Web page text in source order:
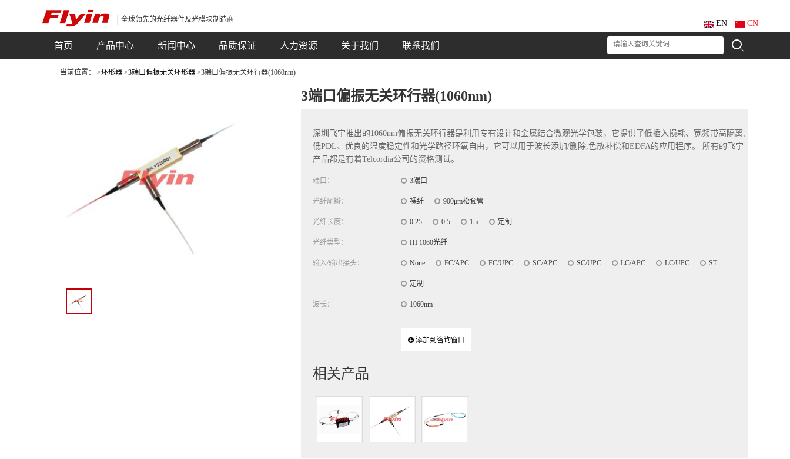
全球领先的光纤器件及光模块制造商 EN CN
首页 产品中心 新闻中心 品质保证 人力资源 关于我们 联系我们
当前位置： >环形器 >3端口偏振无关环形器 >3端口偏振无关环行器(1060nm)
3端口偏振无关环行器(1060nm)
深圳飞宇推出的1060nm偏振无关环行器是利用专有设计和金属结合微观光学包装，它提供了低插入损耗、宽频带高隔离,
低PDL、优良的温度稳定性和光学路径环氧自由，它可以用于波长添加/删除,色散补偿和EDFA的应用程序。 所有的飞宇
产品都是有着Telcordia公司的资格测试。
端口： 3端口
光纤尾辫： 裸纤 900μm松套管
光纤长度： 0.25 0.5 1m 定制
光纤类型： HI 1060光纤
输入/输出接头： None FC/APC FC/UPC SC/APC SC/UPC LC/APC LC/UPC ST
定制
波长： 1060nm
添加到咨询窗口
相关产品